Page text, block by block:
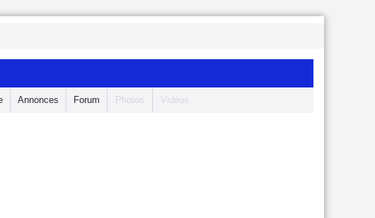
Annonces Forum Photos Vidéos